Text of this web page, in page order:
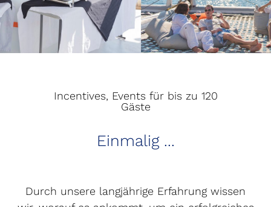
Incentives, Events für bis zu 120
Gäste
Einmalig ...
Durch unsere langjährige Erfahrung wissen